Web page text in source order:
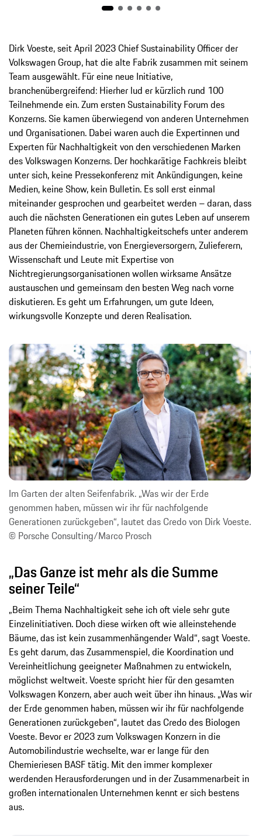
Dirk Voeste, seit April 2023 Chief Sustainability Officer der
Volkswagen Group, hat die alte Fabrik zusammen mit seinem
Team ausgewählt. Für eine neue Initiative,
branchenübergreifend: Hierher lud er kürzlich rund 100
Teilnehmende ein. Zum ersten Sustainability Forum des
Konzerns. Sie kamen überwiegend von anderen Unternehmen
und Organisationen. Dabei waren auch die Expertinnen und
Experten für Nachhaltigkeit von den verschiedenen Marken
des Volkswagen Konzerns. Der hochkarätige Fachkreis bleibt
unter sich, keine Pressekonferenz mit Ankündigungen, keine
Medien, keine Show, kein Bulletin. Es soll erst einmal
miteinander gesprochen und gearbeitet werden – daran, dass
auch die nächsten Generationen ein gutes Leben auf unserem
Planeten führen können. Nachhaltigkeitschefs unter anderem
aus der Chemieindustrie, von Energieversorgern, Zulieferern,
Wissenschaft und Leute mit Expertise von
Nichtregierungsorganisationen wollen wirksame Ansätze
austauschen und gemeinsam den besten Weg nach vorne
diskutieren. Es geht um Erfahrungen, um gute Ideen,
wirkungsvolle Konzepte und deren Realisation.
Im Garten der alten Seifenfabrik. „Was wir der Erde
genommen haben, müssen wir ihr für nachfolgende
Generationen zurückgeben“, lautet das Credo von Dirk Voeste.
© Porsche Consulting/Marco Prosch
„Das Ganze ist mehr als die Summe
seiner Teile“
„Beim Thema Nachhaltigkeit sehe ich oft viele sehr gute
Einzelinitiativen. Doch diese wirken oft wie alleinstehende
Bäume, das ist kein zusammenhängender Wald“, sagt Voeste.
Es geht darum, das Zusammenspiel, die Koordination und
Vereinheitlichung geeigneter Maßnahmen zu entwickeln,
möglichst weltweit. Voeste spricht hier für den gesamten
Volkswagen Konzern, aber auch weit über ihn hinaus. „Was wir
der Erde genommen haben, müssen wir ihr für nachfolgende
Generationen zurückgeben“, lautet das Credo des Biologen
Voeste. Bevor er 2023 zum Volkswagen Konzern in die
Automobilindustrie wechselte, war er lange für den
Chemieriesen BASF tätig. Mit den immer komplexer
werdenden Herausforderungen und in der Zusammenarbeit in
großen internationalen Unternehmen kennt er sich bestens
aus.